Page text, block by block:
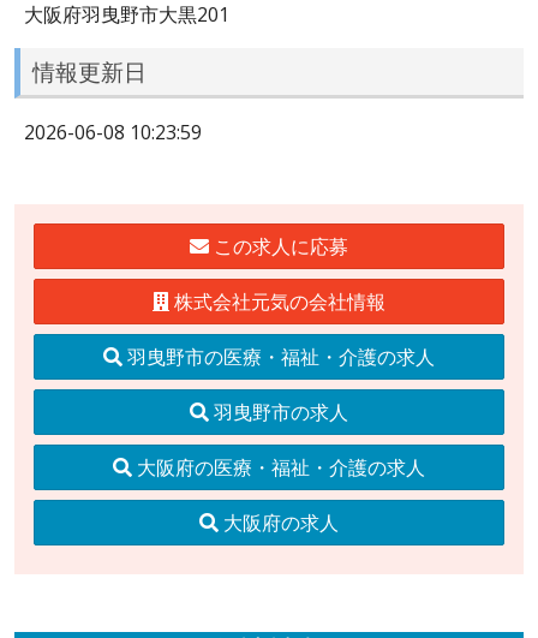
大阪府羽曳野市大黒201
情報更新日
2026-06-08 10:23:59
この求人に応募
株式会社元気の会社情報
羽曳野市の医療・福祉・介護の求人
羽曳野市の求人
大阪府の医療・福祉・介護の求人
大阪府の求人